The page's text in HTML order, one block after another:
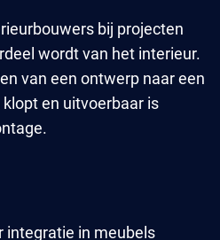
bij projecten
wordt van het interieur.
van een ontwerp naar een
en uitvoerbaar is
integratie in meubels